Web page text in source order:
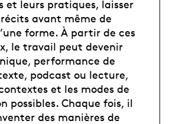
et leurs pratiques, laisser
avant même de
forme. À partir de ces
le travail peut devenir
performance de
podcast ou lecture,
et les modes de
possibles. Chaque fois, il
des manières de